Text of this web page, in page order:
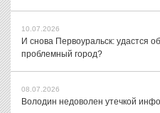
10.07.2026
И снова Первоуральск: удастся
проблемный город?
08.07.2026
Володин недоволен утечкой